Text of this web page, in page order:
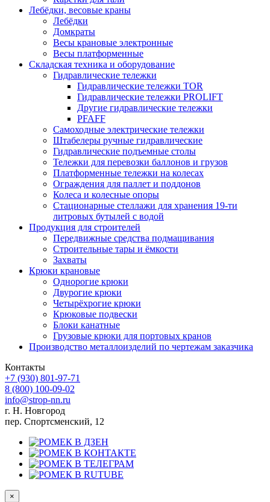
Лебёдки, весовые краны
Лебёдки
Домкраты
Весы крановые электронные
Весы платформенные
Складская техника и оборудование
Гидравлические тележки
Гидравлические тележки TOR
Гидравлические тележки PROLIFT
Другие гидравлические тележки
PFAFF
Самоходные электрические тележки
Штабелеры ручные гидравлические
Гидравлические подъемные столы
Тележки для перевозки баллонов и грузов
Платформенные тележки на колесах
Ограждения для паллет и поддонов
Колеса и колесные опоры
Стационарные стеллажи для хранения 19-ти
литровых бутылей с водой
Продукция для строителей
Передвижные средства подмащивания
Строительные тары и ёмкости
Захваты
Крюки крановые
Однорогие крюки
Двурогие крюки
Четырёхрогие крюки
Крюковые подвески
Блоки канатные
Грузовые крюки для портовых кранов
Производство металлоизделий по чертежам заказчика
Контакты
+7 (930) 801-97-71
8 (800) 100-09-02
info@strop-nn.ru
г. Н. Новгород
пер. Спортсменский, 12
×